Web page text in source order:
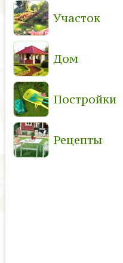
Участок
Дом
Постройки
Рецепты